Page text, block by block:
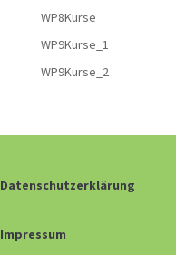
WP8Kurse
WP9Kurse_1
WP9Kurse_2
Datenschutzerklärung
Impressum